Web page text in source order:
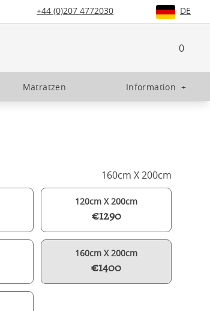
+44 (0)207 4772030 DE
0
Matratzen Information +
160cm X 200cm
120cm X 200cm
€1290
160cm X 200cm
€1400